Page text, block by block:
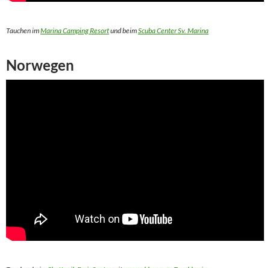
Tauchen imMarina Camping Resortund beimScuba Center Sv. Marina
Norwegen